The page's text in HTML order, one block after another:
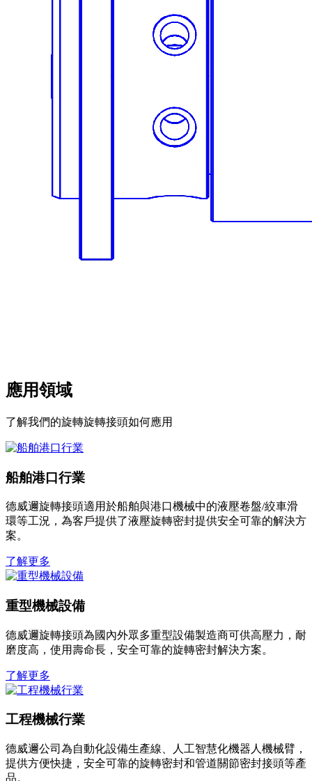
應用領域
了解我們的旋轉旋轉接頭如何應用
船舶港口行業
德威邇旋轉接頭適用於船舶與港口機械中的液壓卷盤/絞車滑
環等工況，為客戶提供了液壓旋轉密封提供安全可靠的解決方
案。
了解更多
重型機械設備
德威邇旋轉接頭為國內外眾多重型設備製造商可供高壓力，耐
磨度高，使用壽命長，安全可靠的旋轉密封解決方案。
了解更多
工程機械行業
德威邇公司為自動化設備生產線、人工智慧化機器人機械臂，
提供方便快捷，安全可靠的旋轉密封和管道關節密封接頭等產
品。